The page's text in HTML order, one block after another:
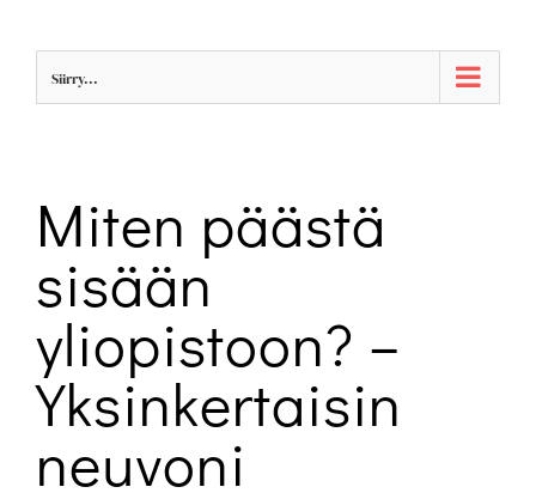
Siirry...
Miten päästä
sisään
yliopistoon? –
Yksinkertaisin
neuvoni